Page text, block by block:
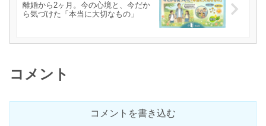
離婚から2ヶ月。今の心境と、今だか
ら気づけた「本当に大切なもの」
コメント
コメントを書き込む